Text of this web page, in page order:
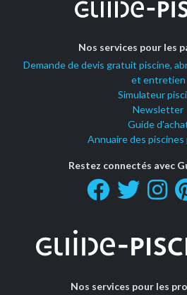
Nos services pour les
Demande de devis gratuit piscine,
et entretien
Simulateur
Newsletter
Guide
Annuaire des piscines
Restez connectés avec
Nos services pour les